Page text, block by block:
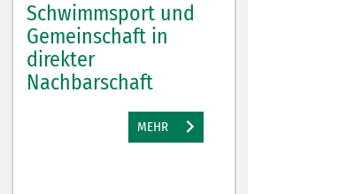
Schwimmsport und
Gemeinschaft in
direkter
Nachbarschaft
MEHR